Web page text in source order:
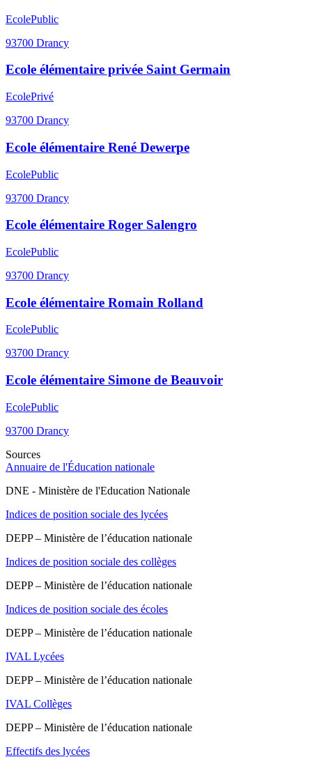
EcolePublic
93700 Drancy
Ecole élémentaire privée Saint Germain
EcolePrivé
93700 Drancy
Ecole élémentaire René Dewerpe
EcolePublic
93700 Drancy
Ecole élémentaire Roger Salengro
EcolePublic
93700 Drancy
Ecole élémentaire Romain Rolland
EcolePublic
93700 Drancy
Ecole élémentaire Simone de Beauvoir
EcolePublic
93700 Drancy
Sources
Annuaire de l'Éducation nationale
DNE - Ministère de l'Education Nationale
Indices de position sociale des lycées
DEPP – Ministère de l’éducation nationale
Indices de position sociale des collèges
DEPP – Ministère de l’éducation nationale
Indices de position sociale des écoles
DEPP – Ministère de l’éducation nationale
IVAL Lycées
DEPP – Ministère de l’éducation nationale
IVAL Collèges
DEPP – Ministère de l’éducation nationale
Effectifs des lycées